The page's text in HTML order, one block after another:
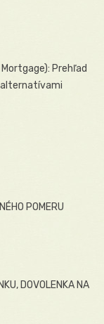
Prehľad
alternatívami
POMERU
DOVOLENKA NA